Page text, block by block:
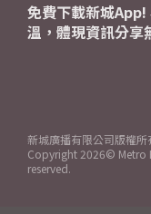
免費下載新城
溫，體現資訊分享
新城廣播有限公司版權所
Copyright 2026© Metro
reserved.